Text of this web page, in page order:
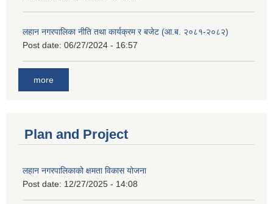
लहान नगरपालिका नीति तथा कार्यक्रम र बजेट (आ.ब. २०८१-२०८२)
Post date: 06/27/2024 - 16:57
more
Plan and Project
लहान नगरपालिकाको क्षमता विकास योजना
Post date: 12/27/2025 - 14:08